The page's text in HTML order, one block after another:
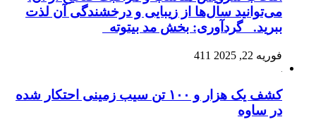
می‌توانید سال‌ها از زیبایی و درخشندگی آن لذت
ببرید. گردآوری: بخش مد بیتوته
فوریه 22, 2025 411
کشف یک هزار و ۱۰۰ تن سیب زمینی احتکار شده
در ساوه